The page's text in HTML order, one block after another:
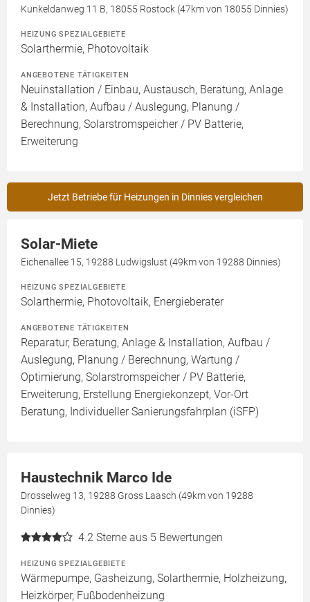
Kunkeldanweg 11 B, 18055 Rostock (47km von 18055 Dinnies)
HEIZUNG SPEZIALGEBIETE
Solarthermie, Photovoltaik
ANGEBOTENE TÄTIGKEITEN
Neuinstallation / Einbau, Austausch, Beratung, Anlage
& Installation, Aufbau / Auslegung, Planung /
Berechnung, Solarstromspeicher / PV Batterie,
Erweiterung
Jetzt Betriebe für Heizungen in Dinnies vergleichen
Solar-Miete
Eichenallee 15, 19288 Ludwigslust (49km von 19288 Dinnies)
HEIZUNG SPEZIALGEBIETE
Solarthermie, Photovoltaik, Energieberater
ANGEBOTENE TÄTIGKEITEN
Reparatur, Beratung, Anlage & Installation, Aufbau /
Auslegung, Planung / Berechnung, Wartung /
Optimierung, Solarstromspeicher / PV Batterie,
Erweiterung, Erstellung Energiekonzept, Vor-Ort
Beratung, Individueller Sanierungsfahrplan (iSFP)
Haustechnik Marco Ide
Drosselweg 13, 19288 Gross Laasch (49km von 19288
Dinnies)
4.2 Sterne aus 5 Bewertungen
HEIZUNG SPEZIALGEBIETE
Wärmepumpe, Gasheizung, Solarthermie, Holzheizung,
Heizkörper, Fußbodenheizung